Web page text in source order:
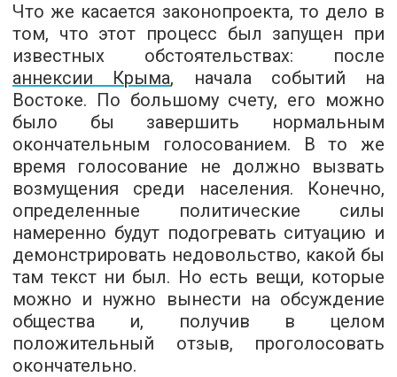
Что же касается законопроекта, то дело в
том, что этот процесс был запущен при
известных обстоятельствах: после
аннексии Крыма, начала событий на
Востоке. По большому счету, его можно
было бы завершить нормальным
окончательным голосованием. В то же
время голосование не должно вызвать
возмущения среди населения. Конечно,
определенные политические силы
намеренно будут подогревать ситуацию и
демонстрировать недовольство, какой бы
там текст ни был. Но есть вещи, которые
можно и нужно вынести на обсуждение
общества и, получив в целом
положительный отзыв, проголосовать
окончательно.